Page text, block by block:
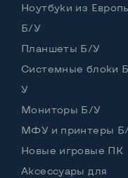
Частота
Intel Core 2 Duo
Тип оперативной
Ноутбуки из
Б/У
Планшеты Б/У
Системные блоки
У
Мониторы Б/У
МФУ и принтеры
Новые игровые ПК
Аксессуары для